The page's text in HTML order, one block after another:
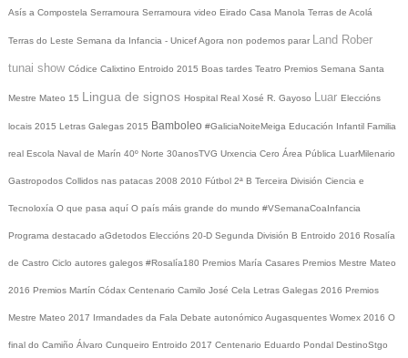
Asís a Compostela Serramoura Serramoura video Eirado Casa Manola Terras de Acolá
Terras do Leste Semana da Infancia - UnicefAgora non podemos parar Land Rober
tunai show Códice Calixtino Entroido 2015 Boas tardes Teatro Premios Semana Santa
Mestre Mateo 15 Lingua de signos Hospital Real Xosé R. Gayoso Luar Eleccións
locais 2015 Letras Galegas 2015 Bamboleo #GaliciaNoiteMeiga Educación Infantil Familia
real Escola Naval de Marín 40º Norte 30anosTVG Urxencia Cero Área Pública LuarMilenario
Gastropodos Collidos nas patacas 2008 2010 Fútbol 2ª B Terceira División Ciencia e
Tecnoloxía O que pasa aquí O país máis grande do mundo #VSemanaCoaInfancia
Programa destacado aGdetodos Eleccións 20-D Segunda División B Entroido 2016 Rosalía
de Castro Ciclo autores galegos #Rosalía180 Premios María Casares Premios Mestre Mateo
2016 Premios Martín Códax Centenario Camilo José Cela Letras Galegas 2016 Premios
Mestre Mateo 2017 Irmandades da Fala Debate autonómico Augasquentes Womex 2016 O
final do Camiño Álvaro Cunqueiro Entroido 2017 Centenario Eduardo Pondal DestinoStgo